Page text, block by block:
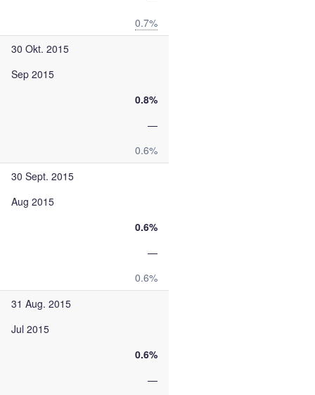
0.7%
30 Okt. 2015
Sep 2015
0.8%
—
0.6%
30 Sept. 2015
Aug 2015
0.6%
—
0.6%
31 Aug. 2015
Jul 2015
0.6%
—